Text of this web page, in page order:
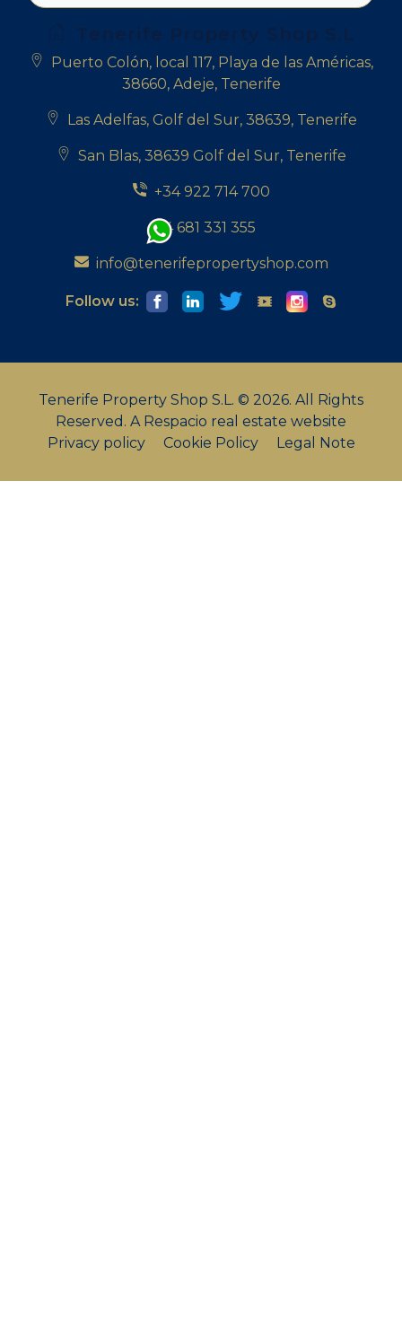
Puerto Colón, local 117, Playa de las Américas,
38660, Adeje, Tenerife
Las Adelfas, Golf del Sur, 38639, Tenerife
San Blas, 38639 Golf del Sur, Tenerife
+34 922 714 700
+34 681 331 355
info@tenerifepropertyshop.com
Follow us:
Tenerife Property Shop S.L. © 2026. All Rights
Reserved. A Respacio real estate website
Privacy policy
Cookie Policy Legal Note